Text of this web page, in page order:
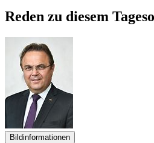
Reden zu diesem
Bildinformationen